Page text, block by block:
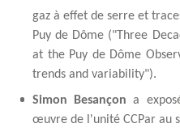
gaz à effet de serre et
Puy de Dôme ("Three
at the Puy de Dôme
trends and variability").
Simon Besançon a
œuvre de l'unité CCPar au